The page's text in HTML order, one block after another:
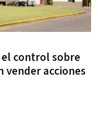
control sobre
vender acciones